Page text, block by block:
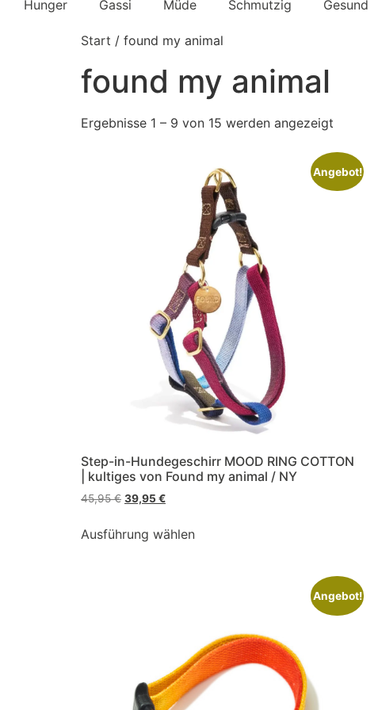
Hunger Gassi Müde Schmutzig Gesund
Start / found my animal
found my animal
Ergebnisse 1 – 9 von 15 werden angezeigt
Angebot!
Step-in-Hundegeschirr MOOD RING COTTON
| kultiges von Found my animal / NY
45,95€ 39,95 €
Ausführung wählen
Angebot!